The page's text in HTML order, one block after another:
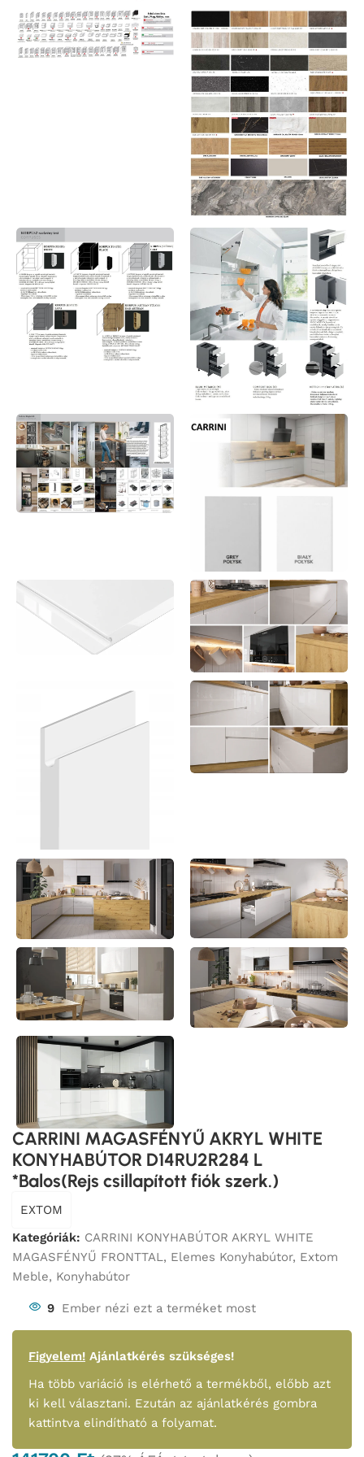
CARRINI MAGASFÉNYŰ AKRYL WHITE
KONYHABÚTOR D14RU2R284 L
*Balos(Rejs csillapított fiók szerk.)
EXTOM
Kategóriák: CARRINI KONYHABÚTOR AKRYL WHITE
MAGASFÉNYŰ FRONTTAL, Elemes Konyhabútor, Extom
Meble, Konyhabútor
9 Ember nézi ezt a terméket most
Figyelem! Ajánlatkérés szükséges!
Ha több variáció is elérhető a termékből, előbb azt
ki kell választani. Ezután az ajánlatkérés gombra
kattintva elindítható a folyamat.